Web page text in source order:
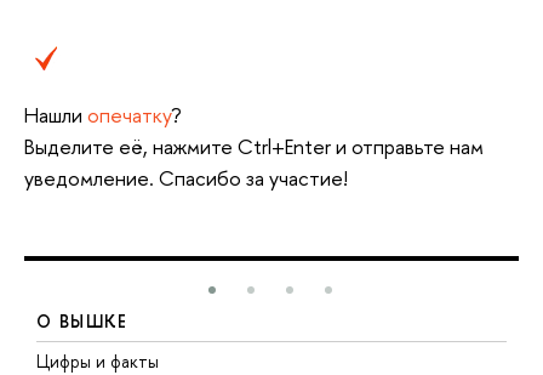
Нашли опечатку?
Выделите её, нажмите Ctrl+Enter и отправьте нам
уведомление. Спасибо за участие!
О ВЫШКЕ
Цифры и факты